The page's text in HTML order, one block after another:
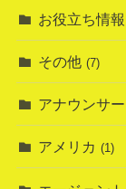
お役立ち情報
その他 (7)
アナウンサー
アメリカ (1)